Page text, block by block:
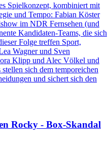
Spielkonzept, kombiniert mit
und Tempo: Fabian Köster
im NDR Fernsehen (und
Kandidaten-Teams, die sich
Folge treffen Sport,
Wagner und Sven
Klipp und Alec Völkel und
sich dem temporeichen
und sichert sich den
Rocky - Box-Skandal